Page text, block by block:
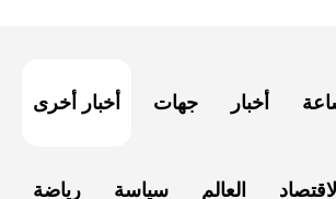
أخبار أخرى جهات أخبار
رياضة سياسة العالم الاقتصاد